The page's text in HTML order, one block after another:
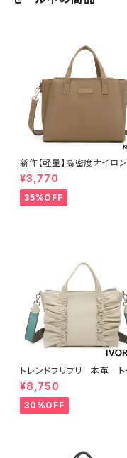
新作【軽量】高密度ナイロン 撥
水加工 三層式 トート 肩が
ョルダー 2WAY 出勤
¥3,770
35%OFF
トレンドフリフリ 本革 ト
バッグ キャンバスショル
コラボー
¥8,750
30%OFF